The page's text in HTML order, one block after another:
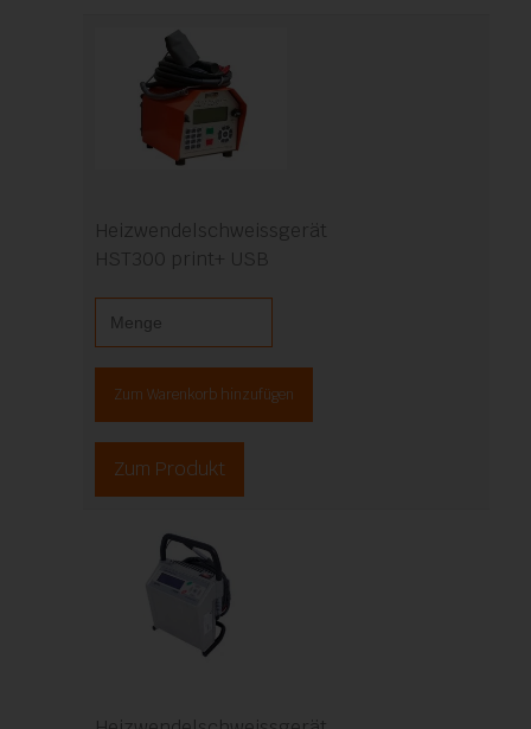
Heizwendelschweissgerät
HST300 print+ USB
Zum Warenkorb hinzufügen
Zum Produkt